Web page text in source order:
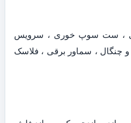
، ست سوپ خوری ، سرویس
چنگال ، سماور برقی ، فلاسک